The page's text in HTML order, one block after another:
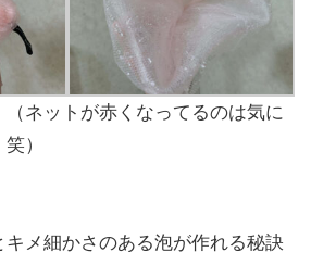
ネットが赤くなってるのは気に
）
キメ細かさのある泡が作れる秘訣